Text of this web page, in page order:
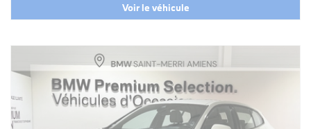
Voir le véhicule